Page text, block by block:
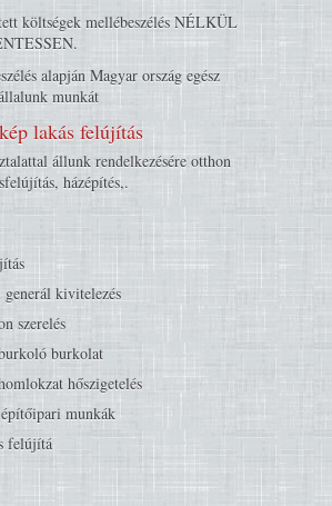
költségek mellébeszélés NÉLKÜL
alapján Magyar ország egész
munkát
lakás felújítás
állunk rendelkezésére otthon
házépítés,.
kivitelezés
szerelés
burkolat
hőszigetelés
munkák
felújítá